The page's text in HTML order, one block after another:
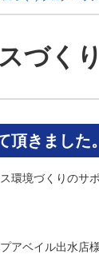
づく
頂きました。
環境づくりのサ
アベイル出水店